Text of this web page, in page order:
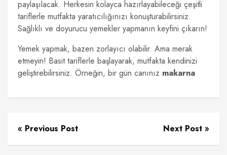
paylaşılacak. Herkesin kolayca hazırlayabileceği çeşitli
tariflerle mutfakta yaratıcılığınızı konuşturabilirsiniz.
Sağlıklı ve doyurucu yemekler yapmanın keyfini çıkarın!
Yemek yapmak, bazen zorlayıcı olabilir. Ama merak
etmeyin! Basit tariflerle başlayarak, mutfakta kendinizi
geliştirebilirsiniz. Örneğin, bir gün canınız makarna
« Previous Post Next Post »